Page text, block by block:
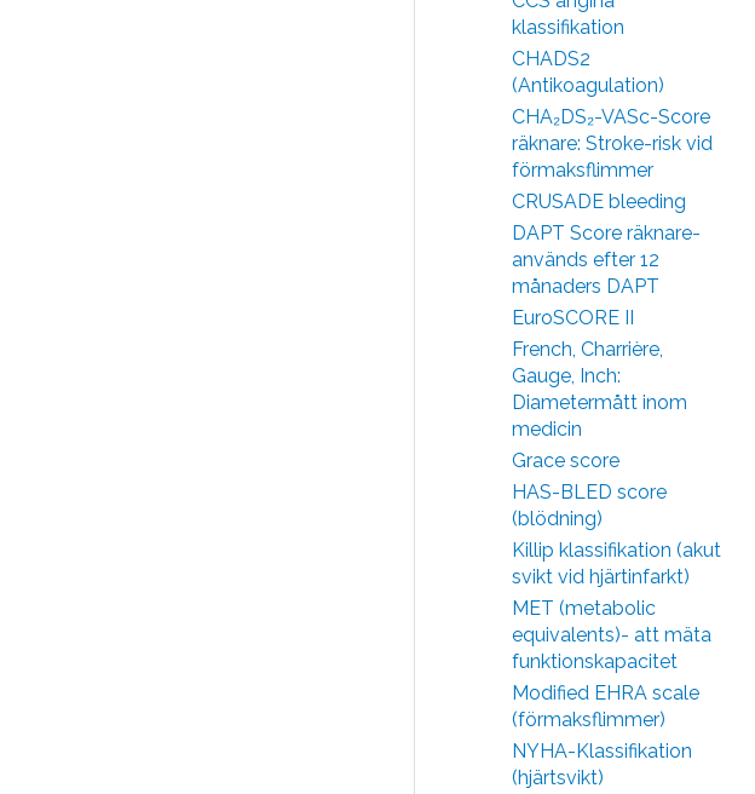
klassifikation
CHADS2
(Antikoagulation)
CHA₂DS₂-VASc-Score
räknare: Stroke-risk vid
förmaksflimmer
CRUSADE bleeding
DAPT Score räknare-
används efter 12
månaders DAPT
EuroSCORE II
French, Charrière,
Gauge, Inch:
Diametermått inom
medicin
Grace score
HAS-BLED score
(blödning)
Killip klassifikation (akut
svikt vid hjärtinfarkt)
MET (metabolic
equivalents)- att mäta
funktionskapacitet
Modified EHRA scale
(förmaksflimmer)
NYHA-Klassifikation
(hjärtsvikt)